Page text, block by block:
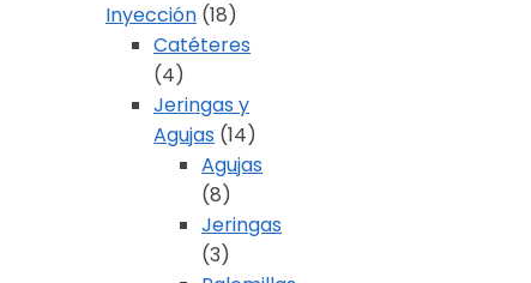
Inyección (18)
Catéteres
(4)
Jeringas y
Agujas (14)
Agujas
(8)
Jeringas
(3)